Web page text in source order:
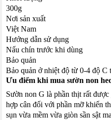
300g
Nơi sản xuất
Việt Nam
Hướng dẫn sử dụng
Nấu chín trước khi dùng
Bảo quản
Bảo quản ở nhiệt độ từ 0-4 độ C
Ưu điểm khi mua sườn non
Sườn non G là phần thịt rất
hợp cân đối với phần mỡ khiến
sụn vừa mềm vừa giòn sần sật